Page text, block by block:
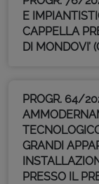
E
CAPPELLA
PROGR. 64/2022 - PNRR
GRANDI
PRESSO IL